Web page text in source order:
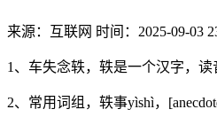
来源：互联网 时间：2025-09-03
1、车失念轶，轶是一个汉字，
2、常用词组，轶事yìshì，